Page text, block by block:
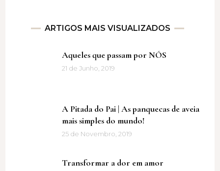
ARTIGOS MAIS VISUALIZADOS
Aqueles que passam por NÓS
21 de Junho, 2019
A Pitada do Pai | As panquecas de aveia
mais simples do mundo!
25 de Novembro, 2019
Transformar a dor em amor